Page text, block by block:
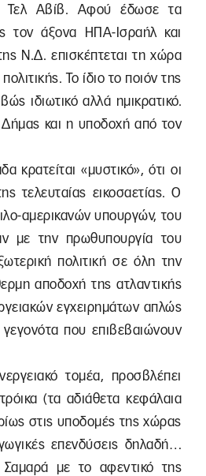
Τελ Αβίβ. Αφού έδωσε τα
τον άξονα ΗΠΑ-Ισραήλ και
Ν.Δ. επισκέπτεται τη χώρα
Το ίδιο το ποιόν της
ιδιωτικό αλλά ημικρατικό.
και η υποδοχή από τον
«μυστικό», ότι οι
τελευταίας εικοσαετίας. Ο
αμερικανών υπουργών, του
με την πρωθυπουργία του
πολιτική σε όλη την
αποδοχή της ατλαντικής
εγχειρημάτων απλώς
που επιβεβαιώνουν
τομέα, προσβλέπει
(τα αδιάθετα κεφάλαια
στις υποδομές της χώρας
επενδύσεις δηλαδή…
Σαμαρά με το αφεντικό της